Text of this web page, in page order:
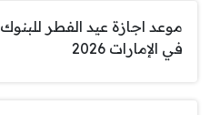
موعد اجازة عيد الفطر للبنوك
في الإمارات 2026